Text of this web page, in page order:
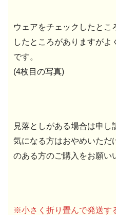
ウェアをチェックしたとこ
したところがありますがよ
です。
(4枚目の写真)
見落としがある場合は申し
気になる方はおやめいただ
のある方のご購入をお願い
※小さく折り畳んで発送す